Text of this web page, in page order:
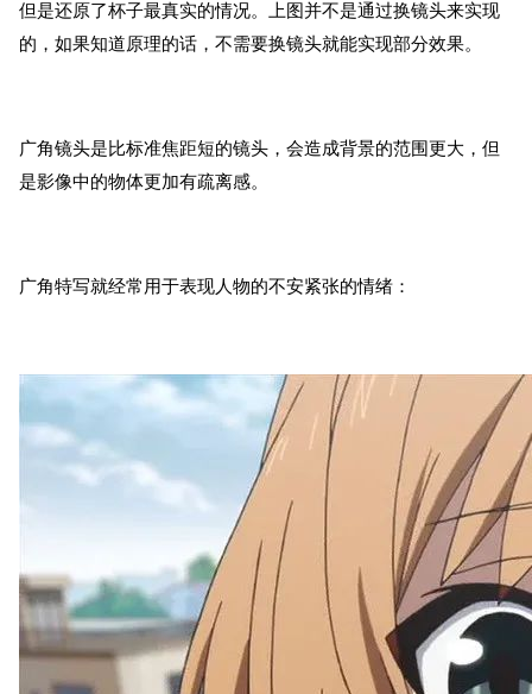
但是还原了杯子最真实的情况。上图并不是通过换镜头来实现
的，如果知道原理的话，不需要换镜头就能实现部分效果。
广角镜头是比标准焦距短的镜头，会造成背景的范围更大，但
是影像中的物体更加有疏离感。
广角特写就经常用于表现人物的不安紧张的情绪：